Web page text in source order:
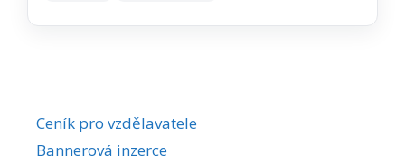
Ceník pro vzdělavatele
Bannerová inzerce